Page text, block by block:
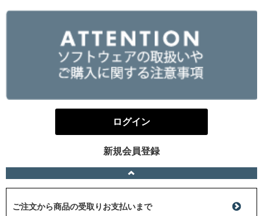
ログイン
新規会員登録
ご注文から商品の受取りお支払いまで